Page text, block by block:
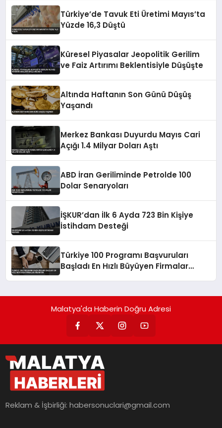
Türkiye’de Tavuk Eti Üretimi Mayıs’ta
Yüzde 16,3 Düştü
Küresel Piyasalar Jeopolitik Gerilim
ve Faiz Artırımı Beklentisiyle Düşüşte
Altında Haftanın Son Günü Düşüş
Yaşandı
Merkez Bankası Duyurdu Mayıs Cari
Açığı 1.4 Milyar Doları Aştı
ABD İran Geriliminde Petrolde 100
Dolar Senaryoları
İŞKUR’dan İlk 6 Ayda 723 Bin Kişiye
İstihdam Desteği
Türkiye 100 Programı Başvuruları
Başladı En Hızlı Büyüyen Firmalar
Malatya'da Haberin Doğru Adresi
Reklam & İşbirliği:habersonuclari@gmail.com